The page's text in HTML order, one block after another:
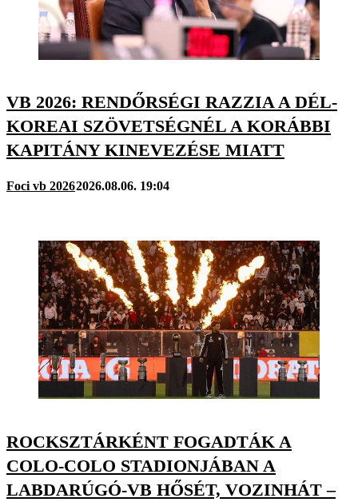
VB 2026: RENDŐRSÉGI RAZZIA A DÉL-
KOREAI SZÖVETSÉGNÉL A KORÁBBI
KAPITÁNY KINEVEZÉSE MIATT
Foci vb 20262026.08.06. 19:04
ROCKSZTÁRKÉNT FOGADTÁK A
COLO-COLO STADIONJÁBAN A
LABDARÚGÓ-VB HŐSÉT, VOZINHÁT –